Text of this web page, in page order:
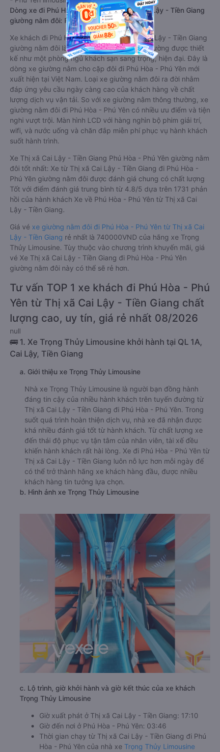
Dòng xe đi Phú Hòa - Phú Yên từ Thị xã Cai Lậy - Tiền Giang
giường nằm đôi: Riêng tư, đầy đủ tiện nghi
Xe khách đi Phú Hòa - Phú Yên từ Thị xã Cai Lậy - Tiền Giang
giường nằm đôi là loại xe đặc biệt. Với mỗi giường được thiết
kế như một phòng ngủ khách sạn sang trọng, hiện đại. Đây là
dòng xe giường nằm cho cặp đôi đi Phú Hòa - Phú Yên mới
xuất hiện tại Việt Nam. Loại xe giường nằm đôi ra đời nhằm
đáp ứng yêu cầu ngày càng cao của khách hàng về chất
lượng dịch vụ vận tải. So với xe giường nằm thông thường, xe
giường nằm đôi đi Phú Hòa - Phú Yên có nhiều ưu điểm và tiện
nghi vượt trội. Màn hình LCD với hàng nghìn bộ phim giải trí,
wifi, và nước uống và chăn đắp miễn phí phục vụ hành khách
suốt hành trình.
Xe Thị xã Cai Lậy - Tiền Giang Phú Hòa - Phú Yên giường nằm
đôi tốt nhất: Xe từ Thị xã Cai Lậy - Tiền Giang đi Phú Hòa -
Phú Yên giường nằm đôi được đánh giá chung có chất lượng
Tốt với điểm đánh giá trung bình từ 4.8/5 dựa trên 1731 phản
hồi của hành khách Xe về Phú Hòa - Phú Yên từ Thị xã Cai
Lậy - Tiền Giang.
Giá vé xe giường nằm đôi đi Phú Hòa - Phú Yên từ Thị xã Cai
Lậy - Tiền Giang rẻ nhất là 740000VND của hãng xe Trọng
Thủy Limousine. Tùy thuộc vào chương trình khuyến mãi, giá
vé Xe Thị xã Cai Lậy - Tiền Giang đi Phú Hòa - Phú Yên
giường nằm đôi này có thể sẽ rẻ hơn.
Tư vấn TOP 1 xe khách đi Phú Hòa - Phú
Yên từ Thị xã Cai Lậy - Tiền Giang chất
lượng cao, uy tín, giá rẻ nhất 08/2026
null
🚌 1. Xe Trọng Thủy Limousine khởi hành tại QL 1A,
Cai Lậy, Tiền Giang
a. Giới thiệu xe Trọng Thủy Limousine
Nhà xe Trọng Thủy Limousine là người bạn đồng hành
đáng tin cậy của nhiều hành khách trên tuyến đường từ
Thị xã Cai Lậy - Tiền Giang đi Phú Hòa - Phú Yên. Trong
suốt quá trình hoàn thiện dịch vụ, nhà xe đã nhận được
khá nhiều đánh giá tốt từ hành khách. Từ chất lượng xe
đến thái độ phục vụ tận tâm của nhân viên, tài xế đều
khiến hành khách rất hài lòng. Xe đi Phú Hòa - Phú Yên từ
Thị xã Cai Lậy - Tiền Giang luôn nỗ lực hơn mỗi ngày để
có thể trở thành hãng xe khách hàng đầu, được nhiều
khách hàng tin tưởng lựa chọn.
b. Hình ảnh xe Trọng Thủy Limousine
c. Lộ trình, giờ khởi hành và giờ kết thúc của xe khách
Trọng Thủy Limousine
Giờ xuất phát ở Thị xã Cai Lậy - Tiền Giang: 17:10
Giờ đến nơi ở Phú Hòa - Phú Yên: 03:46
Thời gian chạy từ Thị xã Cai Lậy - Tiền Giang đi Phú
Hòa - Phú Yên của nhà xe Trọng Thủy Limousine